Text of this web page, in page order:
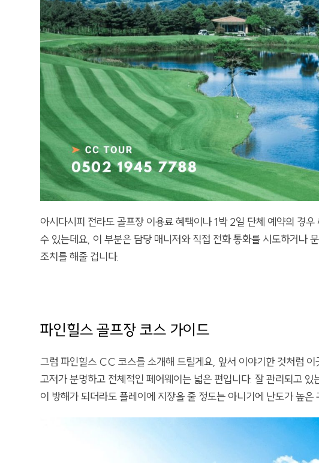
아시다시피 전라도 골프장 이용료 혜택이나 1박 2일 단체 예약의 경
수 있는데요, 이 부분은 담당 매니저와 직접 전화 통화를 시도하거나
조치를 해줄 겁니다.
파인힐스 골프장 코스 가이드
그럼 파인힐스 CC 코스를 소개해 드릴게요, 앞서 이야기한 것처럼
고저가 분명하고 전체적인 페어웨이는 넓은 편입니다. 잘 관리되고 있
이 방해가 되더라도 플레이에 지장을 줄 정도는 아니기에 난도가 높은